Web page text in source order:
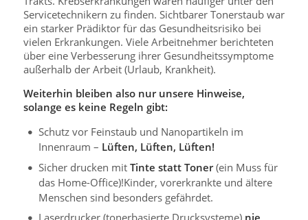
Servicetechnikern zu finden. Sichtbarer Tonerstaub war
ein starker Prädiktor für das Gesundheitsrisiko bei
vielen Erkrankungen. Viele Arbeitnehmer berichteten
über eine Verbesserung ihrer Gesundheitssymptome
außerhalb der Arbeit (Urlaub, Krankheit).
Weiterhin bleiben also nur unsere Hinweise,
solange es keine Regeln gibt:
Schutz vor Feinstaub und Nanopartikeln im
Innenraum – Lüften, Lüften, Lüften!
Sicher drucken mit Tinte statt Toner(ein Muss für
das Home-Office)!Kinder, vorerkrankte und ältere
Menschen sind besonders gefährdet.